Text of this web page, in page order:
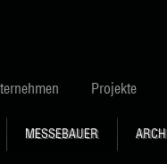
Projekte
MESSEBAUER